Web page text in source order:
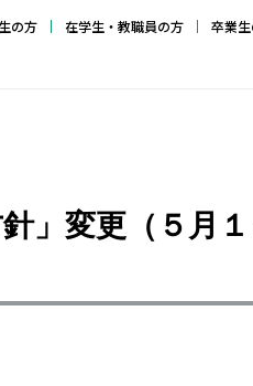
の方 在学生・教職員の方 卒業
」変更（５月